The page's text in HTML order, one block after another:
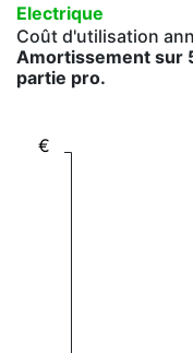
Electrique
Coût d'utilisation
Amortissement sur
partie pro.
€